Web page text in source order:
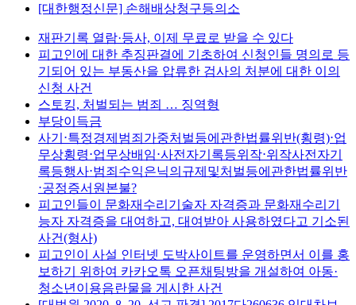
[대한행정신문] 손해배상청구등의소
재판기록 열람·등사, 이제 무료로 받을 수 있다
피고인에 대한 추징판결에 기초하여 신청인들 명의로 등
기되어 있는 부동산을 압류한 검사의 처분에 대한 이의
신청 사건
스토킹, 처벌되는 범죄 … 징역형
부당이득금
사기⋅특정경제범죄가중처벌등에관한법률위반(횡령)⋅업
무상횡령⋅업무상배임⋅사전자기록등위작⋅위작사전자기
록등행사⋅범죄수익은닉의규제및처벌등에관한법률위반
⋅공정증서원본불?
피고인들이 문화재수리기술자 자격증과 문화재수리기
능자 자격증을 대여하고, 대여받아 사용하였다고 기소된
사건(형사)
피고인이 사설 인터넷 도박사이트를 운영하면서 이를 홍
보하기 위하여 카카오톡 오픈채팅방을 개설하여 아동·
청소년이용음란물을 게시한 사건